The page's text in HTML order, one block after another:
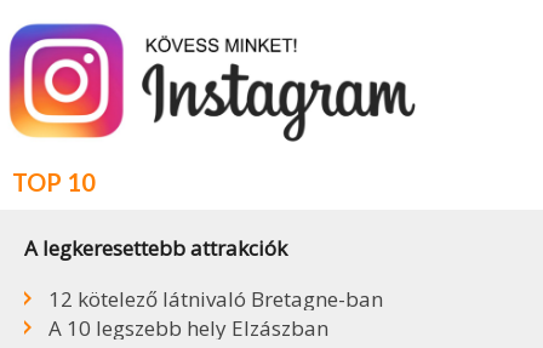
TOP 10
A legkeresettebb attrakciók
12 kötelező látnivaló Bretagne-ban
A 10 legszebb hely Elzászban